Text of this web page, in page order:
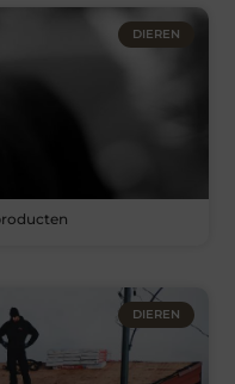
DIEREN
DIEREN